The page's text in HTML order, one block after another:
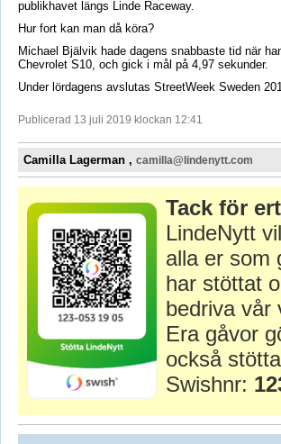
publikhavet längs Linde Raceway.
Hur fort kan man då köra?
Michael Bjälvik hade dagens snabbaste tid när
Chevrolet S10, och gick i mål på 4,97 sekunder.
Under lördagens avslutas StreetWeek Sweden
Publicerad 13 juli 2019 klockan 12:41
Camilla Lagerman , camilla@lindenytt.com
Tack för
LindeNytt
alla er som
har stöttat
bedriva vår
Era gåvor
också
Swishnr: